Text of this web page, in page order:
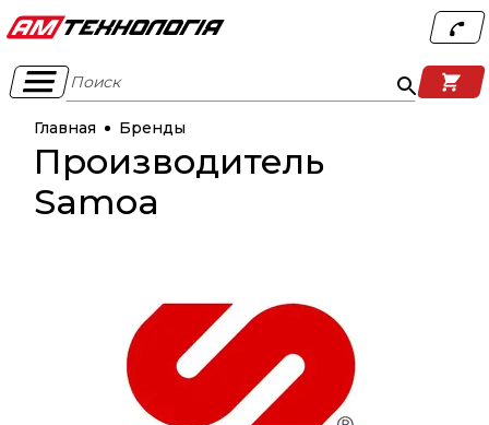
Поиск
Главная Бренды
Производитель
Samoa